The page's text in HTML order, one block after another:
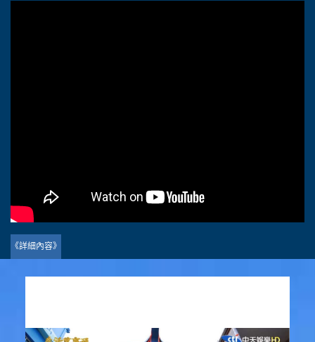
《詳細內容》